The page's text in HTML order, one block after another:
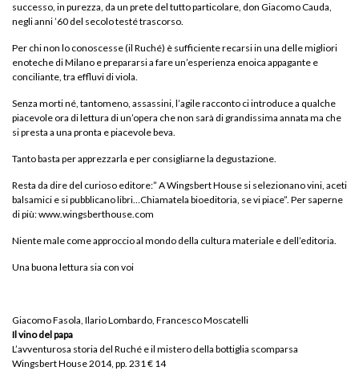
successo, in purezza, da un prete del tutto particolare, don Giacomo Cauda,
negli anni ’60 del secolo testé trascorso.
Per chi non lo conoscesse (il Ruché) è sufficiente recarsi in una delle migliori
enoteche di Milano e prepararsi a fare un’esperienza enoica appagante e
conciliante, tra effluvi di viola.
Senza morti né, tantomeno, assassini, l’agile racconto ci introduce a qualche
piacevole ora di lettura di un’opera che non sarà di grandissima annata ma che
si presta a una pronta e piacevole beva.
Tanto basta per apprezzarla e per consigliarne la degustazione.
Resta da dire del curioso editore:” A Wingsbert House si selezionano vini, aceti
balsamici e si pubblicano libri…Chiamatela bioeditoria, se vi piace”. Per saperne
di più: www.wingsberthouse.com
Niente male come approccio al mondo della cultura materiale e dell’editoria.
Una buona lettura sia con voi
Giacomo Fasola, Ilario Lombardo, Francesco Moscatelli
Il vino del papa
L’avventurosa storia del Ruché e il mistero della bottiglia scomparsa
Wingsbert House2014, pp. 231 € 14